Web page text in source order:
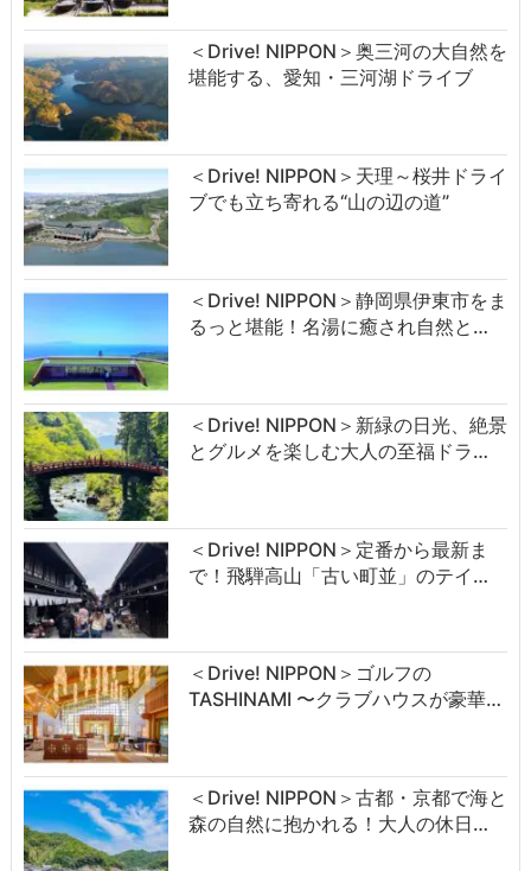
＜Drive! NIPPON＞奥三河の大自然を
堪能する、愛知・三河湖ドライブ
＜Drive! NIPPON＞天理～桜井ドライ
ブでも立ち寄れる“山の辺の道”
＜Drive! NIPPON＞静岡県伊東市をま
るっと堪能！名湯に癒され自然と…
＜Drive! NIPPON＞新緑の日光、絶景
とグルメを楽しむ大人の至福ドラ…
＜Drive! NIPPON＞定番から最新ま
で！飛騨高山「古い町並」のテイ…
＜Drive! NIPPON＞ゴルフの
TASHINAMI 〜クラブハウスが豪華…
＜Drive! NIPPON＞古都・京都で海と
森の自然に抱かれる！大人の休日…